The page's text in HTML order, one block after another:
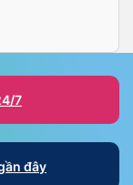
người có
bất […]
7
đây